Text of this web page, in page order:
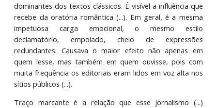
dominantes dos textos clássicos. É visível a influência que
recebe da oratória romântica (...). Em geral, é a mesma
impetuosa carga emocional, o mesmo estilo
declamatório, empolado, cheio de expressões
redundantes. Causava o maior efeito não apenas em
quem lesse, mas também em quem ouvisse, pois com
muita frequência os editoriais eram lidos em voz alta nos
sítios públicos (...).
Traço marcante é a relação que esse jornalismo (...)